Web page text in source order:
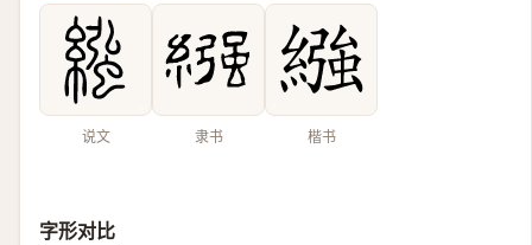
说文 隶书 楷书
字形对比